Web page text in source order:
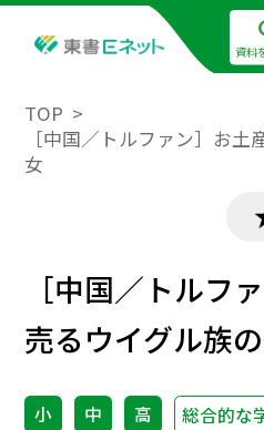
資料
TOP
［中国／トルファン］お
女
［中国／トルフ
売るウイグル族
小 中 高 総合的な